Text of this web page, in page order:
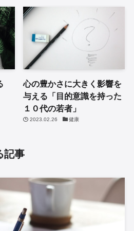
心の豊かさに大きく影響を
与える「目的意識を持った
１０代の若者」
2023.02.26 健康
記事